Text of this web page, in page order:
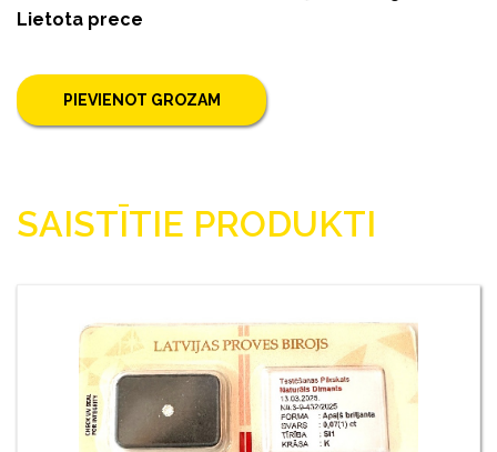
Lietota prece
PIEVIENOT GROZAM
SAISTĪTIE PRODUKTI